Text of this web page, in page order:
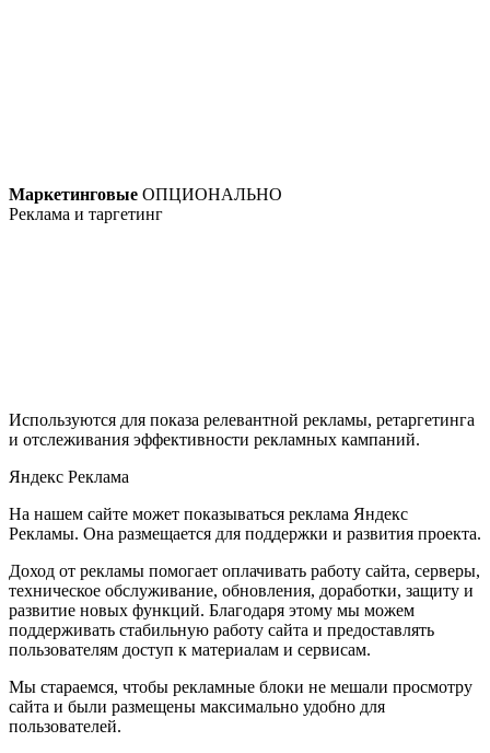
Маркетинговые ОПЦИОНАЛЬНО
Реклама и таргетинг
Используются для показа релевантной рекламы, ретаргетинга
и отслеживания эффективности рекламных кампаний.
Яндекс Реклама
На нашем сайте может показываться реклама Яндекс
Рекламы. Она размещается для поддержки и развития проекта.
Доход от рекламы помогает оплачивать работу сайта, серверы,
техническое обслуживание, обновления, доработки, защиту и
развитие новых функций. Благодаря этому мы можем
поддерживать стабильную работу сайта и предоставлять
пользователям доступ к материалам и сервисам.
Мы стараемся, чтобы рекламные блоки не мешали просмотру
сайта и были размещены максимально удобно для
пользователей.